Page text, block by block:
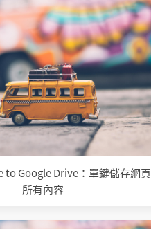
to Google Drive：單鍵儲存網頁
所有內容